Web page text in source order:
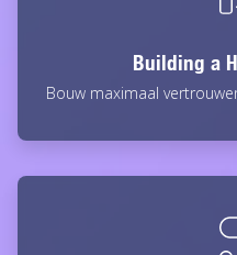
Building a
Bouw maximaal